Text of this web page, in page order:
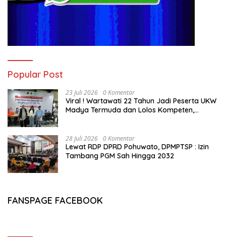
Popular Post
23 Juli 2026 0 Komentar
Viral ! Wartawati 22 Tahun Jadi Peserta UKW
Madya Termuda dan Lolos Kompeten,
28 Juli 2026 0 Komentar
Lewat RDP DPRD Pohuwato, DPMPTSP : Izin
Tambang PGM Sah Hingga 2032
FANSPAGE FACEBOOK